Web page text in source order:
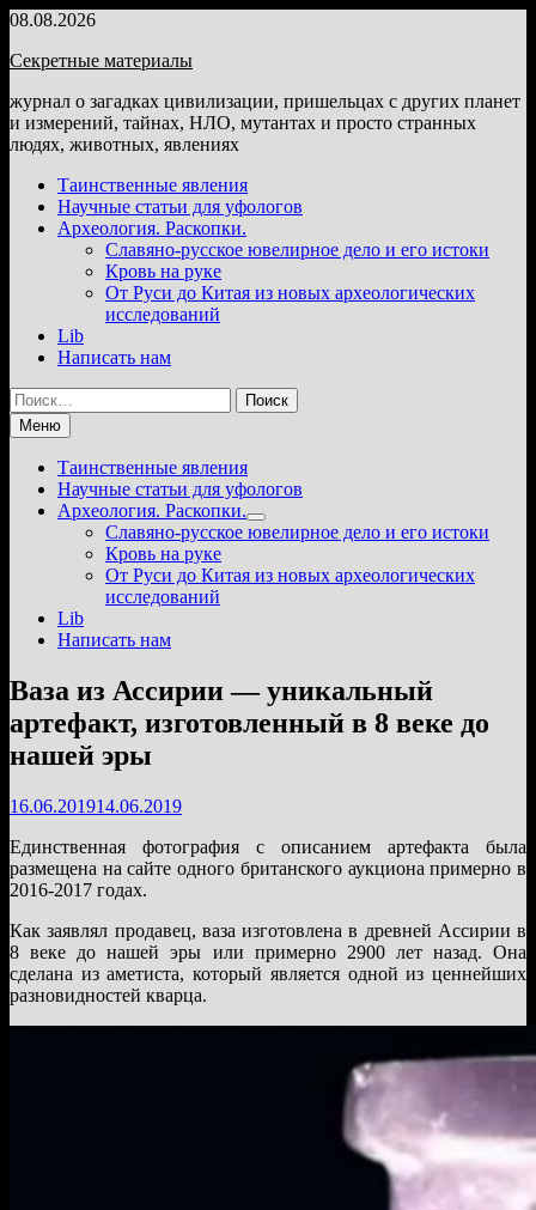
Перейти
содержимому
08.08.2026
Секретные материалы
журнал о загадках цивилизации, пришельцах с других планет
и измерений, тайнах, НЛО, мутантах и просто странных
людях, животных, явлениях
Таинственные явления
Научные статьи для уфологов
Археология. Раскопки.
Славяно-русское ювелирное дело и его истоки
Кровь на руке
От Руси до Китая из новых археологических
исследований
Lib
Написать нам
Найти:
Меню
Таинственные явления
Научные статьи для уфологов
Археология. Раскопки.
Показать
подменю
Славяно-русское ювелирное дело и его истоки
Кровь на руке
От Руси до Китая из новых археологических
исследований
Lib
Написать нам
Ваза из Ассирии — уникальный
артефакт, изготовленный в 8 веке до
нашей эры
16.06.201914.06.2019
Единственная фотография с описанием артефакта была
размещена на сайте одного британского аукциона примерно в
2016-2017 годах.
Как заявлял продавец, ваза изготовлена в древней Ассирии в
8 веке до нашей эры или примерно 2900 лет назад. Она
сделана из аметиста, который является одной из ценнейших
разновидностей кварца.